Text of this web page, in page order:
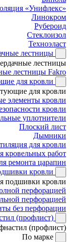
«Унифлекс»
Линокром
Рубероид
Стеклоизол
Техноэласт
лестницы
лестницы
лестницы Fakro
для кровли
для кровли
элементы кровли
кровли
уплотнители
Плоский лист
Дымники
для кровли
кровельных работ
ремонта царапин
кровли
подшивки кровли
перфорацией
перфорацией
без перфорации
(профлист)
(профлист)
По марке